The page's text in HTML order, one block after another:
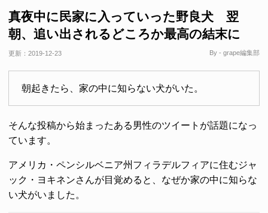
真夜中に民家に入っていった野良犬 翌
朝、追い出されるどころか最高の結末に
更新： 2019-12-23 By - grape編集部
朝起きたら、家の中に知らない犬がいた。
そんな投稿から始まったある男性のツイートが話題になっ
ています。
アメリカ・ペンシルベニア州フィラデルフィアに住むジャ
ック・ヨキネンさんが目覚めると、なぜか家の中に知らな
い犬がいました。